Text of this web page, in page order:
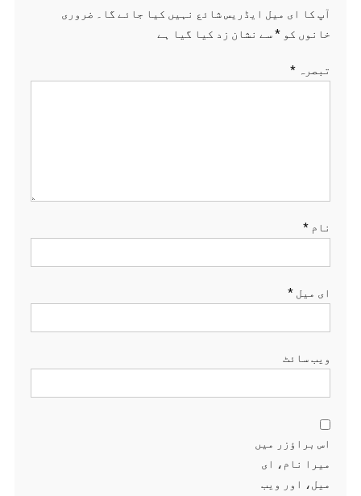
آپ کا ای میل ایڈریس شائع نہیں کیا جائے گا۔
ضروری
خانوں کو *سے نشان زد کیا گیا ہے
تبصرہ *
نام *
ای میل *
ویب‌ سائٹ
اس براؤزر میں
میرا نام، ای
میل، اور ویب